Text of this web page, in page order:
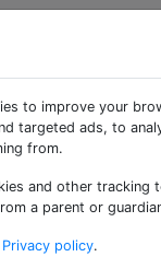
to improve your
targeted ads, to
from.
and other tracking
a parent or
Privacy policy.